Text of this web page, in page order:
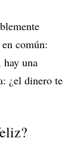
común:
hay una
¿el dinero te